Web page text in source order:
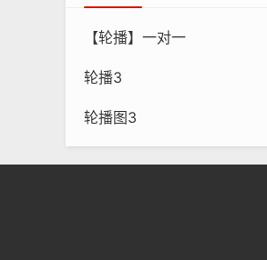
【轮播】一对一
轮播3
轮播图3